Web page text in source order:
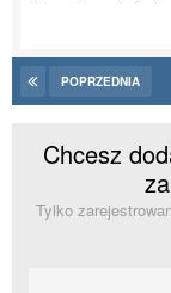
POPRZEDNIA
Chcesz
Tylko